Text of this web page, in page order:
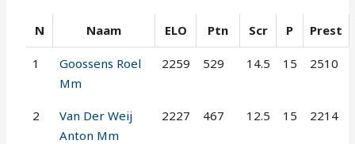
N Naam ELO Ptn Scr P Prest
1
Goossens Roel
Mm
2259 529 14.5 15 2510
2
Van Der Weij
Anton Mm
2227 467 12.5 15 2214